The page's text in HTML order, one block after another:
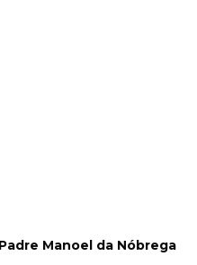
Manoel da Nóbrega